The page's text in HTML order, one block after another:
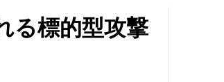
る標的型攻撃